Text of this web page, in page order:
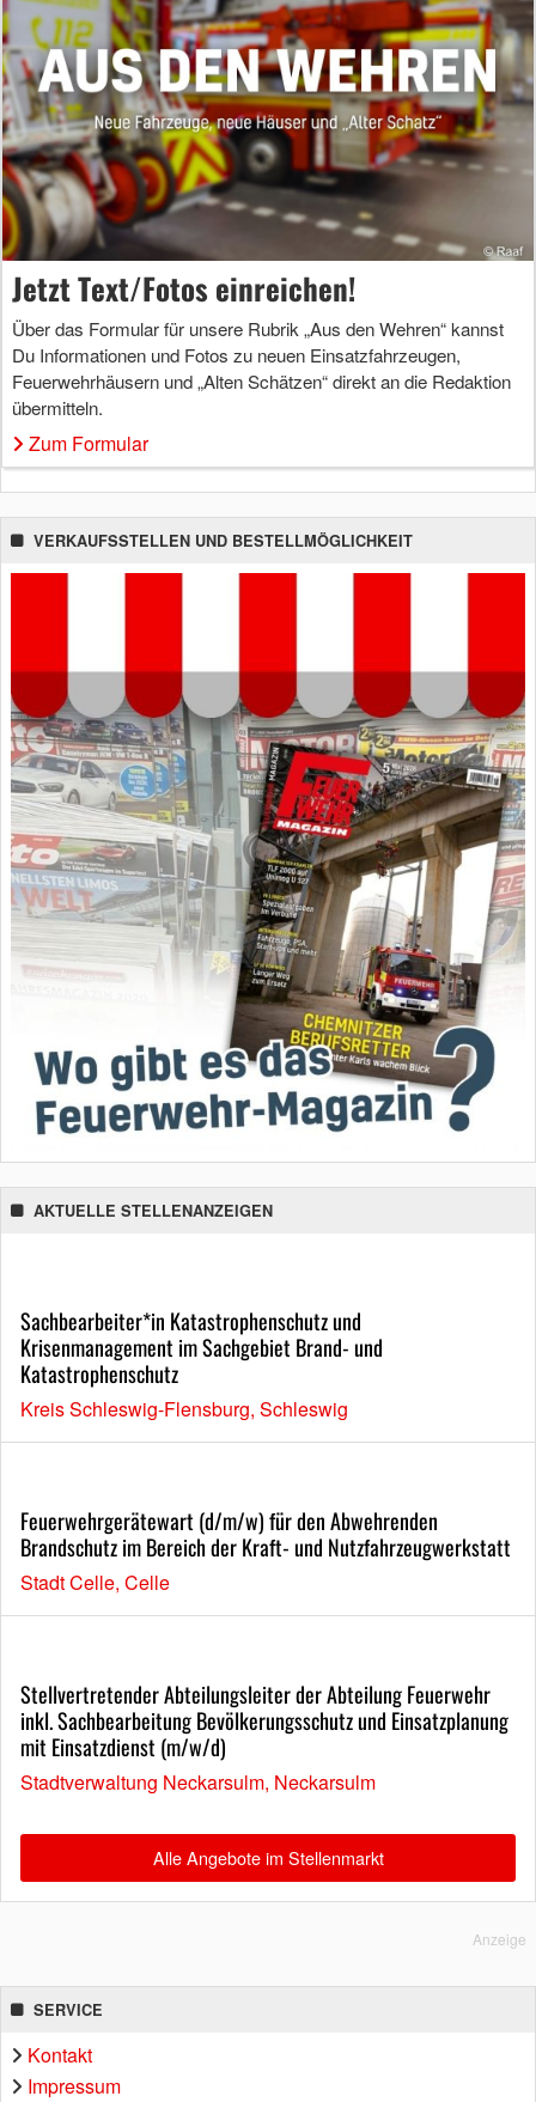
Jetzt Text/Fotos einreichen!
Über das Formular für unsere Rubrik „Aus den Wehren“ kannst
Du Informationen und Fotos zu neuen Einsatzfahrzeugen,
Feuerwehrhäusern und „Alten Schätzen“ direkt an die Redaktion
übermitteln.
Zum Formular
VERKAUFSSTELLEN UND BESTELLMÖGLICHKEIT
AKTUELLE STELLENANZEIGEN
Sachbearbeiter*in Katastrophenschutz und
Krisenmanagement im Sachgebiet Brand- und
Katastrophenschutz
Kreis Schleswig-Flensburg, Schleswig
Feuerwehrgerätewart (d/m/w) für den Abwehrenden
Brandschutz im Bereich der Kraft- und Nutzfahrzeugwerkstatt
Stadt Celle, Celle
Stellvertretender Abteilungsleiter der Abteilung Feuerwehr
inkl. Sachbearbeitung Bevölkerungsschutz und Einsatzplanung
mit Einsatzdienst (m/w/d)
Stadtverwaltung Neckarsulm, Neckarsulm
Alle Angebote im Stellenmarkt
Anzeige
SERVICE
Kontakt
Impressum